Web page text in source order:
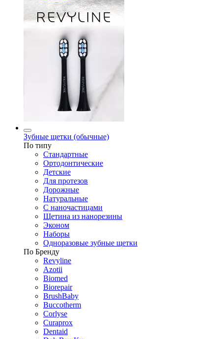
Зубные щетки (обычные)
По типу
Стандартные
Ортодонтические
Детские
Для протезов
Дорожные
Натуральные
С наночастицами
Щетина из нанорезины
Эконом
Наборы
Одноразовые зубные щетки
По Бренду
Revyline
Azotii
Biomed
Biorepair
BrushBaby
Buccotherm
Corlyse
Curaprox
Dentaid